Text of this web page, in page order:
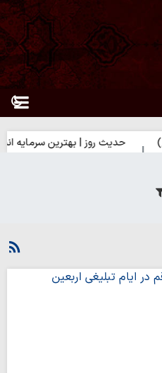
حدیث روز | بهترین سرمایه انسان